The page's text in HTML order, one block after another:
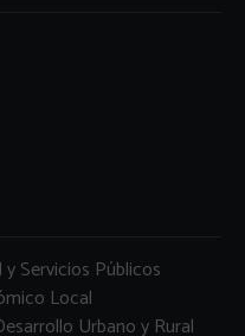
Servicios Públicos
Local
Urbano y Rural